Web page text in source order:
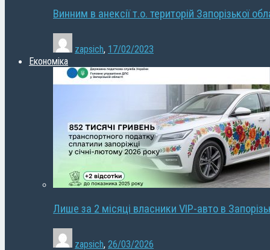
Винним в анексії т.о. територій Запорізької
zapsich, 17/02/2023
Економіка
Лише за 2 місяці власники VIP-авто в
zapsich, 26/03/2026